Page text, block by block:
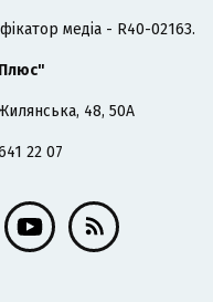
медіа - R40-02163.
48, 50А
22 07